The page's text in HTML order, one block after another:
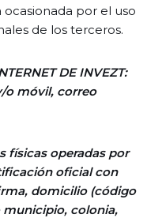
por el uso
de los terceros.
DE INVEZT:
o móvil, correo
físicas operadas por
oficial con
domicilio (código
municipio, colonia,